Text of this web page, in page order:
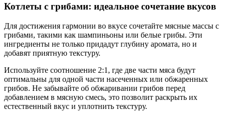
Котлеты с грибами: идеальное сочетание вкусов
Для достижения гармонии во вкусе сочетайте мясные массы с
грибами, такими как шампиньоны или белые грибы. Эти
ингредиенты не только придадут глубину аромата, но и
добавят приятную текстуру.
Используйте соотношение 2:1, где две части мяса будут
оптимальны для одной части насеченных или обжаренных
грибов. Не забывайте об обжаривании грибов перед
добавлением в мясную смесь, это позволит раскрыть их
естественный вкус и уплотнить текстуру.